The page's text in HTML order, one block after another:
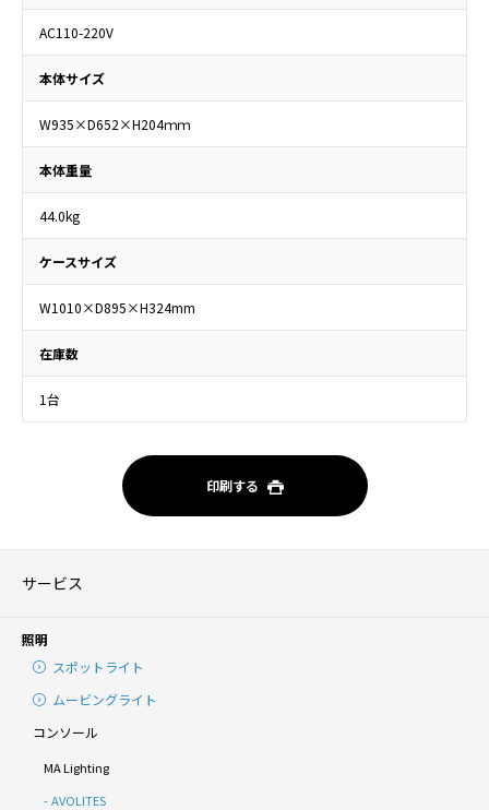
AC110-220V
本体サイズ
W935×D652×H204ｍｍ
本体重量
44.0kg
ケースサイズ
W1010×D895×H324mm
在庫数
1台
印刷する
サービス
照明
スポットライト
ムービングライト
コンソール
MA Lighting
AVOLITES